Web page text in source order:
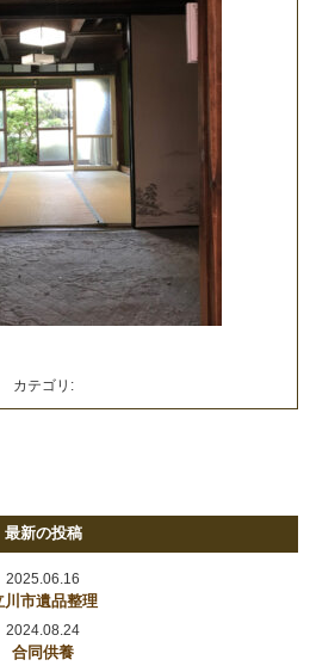
カテゴリ:
最新の投稿
2025.06.16
川市遺品整理
2024.08.24
合同供養